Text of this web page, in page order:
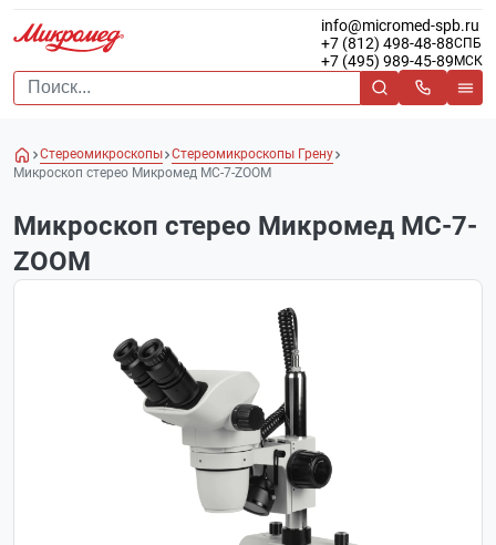
info@micromed-spb.ru
+7 (812) 498-48-88СПБ
+7 (495) 989-45-89 МСК
Стереомикроскопы Стереомикроскопы Грену
Микроскоп стерео Микромед MC-7-ZOOM
Микроскоп стерео Микромед MC-7-
ZOOM